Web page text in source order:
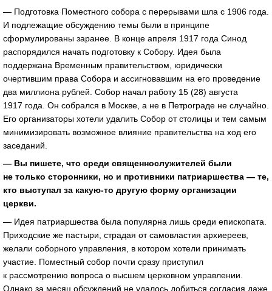
— Подготовка Поместного собора с перерывами шла с 1906 года.
И подлежащие обсуждению темы были в принципе
сформулированы заранее. В конце апреля 1917 года Синод
распорядился начать подготовку к Собору. Идея была
поддержана Временным правительством, юридически
очертившим права Собора и ассигновавшим на его проведение
два миллиона рублей. Собор начал работу 15 (28) августа
1917 года. Он собрался в Москве, а не в Петрограде не случайно.
Его организаторы хотели удалить Собор от столицы и тем самым
минимизировать возможное влияние правительства на ход его
заседаний.
— Вы пишете, что среди священнослужителей были
не только сторонники, но и противники патриаршества — те,
кто выступал за какую-то другую форму организации
церкви.
— Идея патриаршества была популярна лишь среди епископата.
Приходские же пастыри, страдая от самовластия архиереев,
желали соборного управления, в котором хотели принимать
участие. Поместный собор почти сразу приступил
к рассмотрению вопроса о высшем церковном управлении.
Однако за месяц обсуждений не удалось добиться согласия даже